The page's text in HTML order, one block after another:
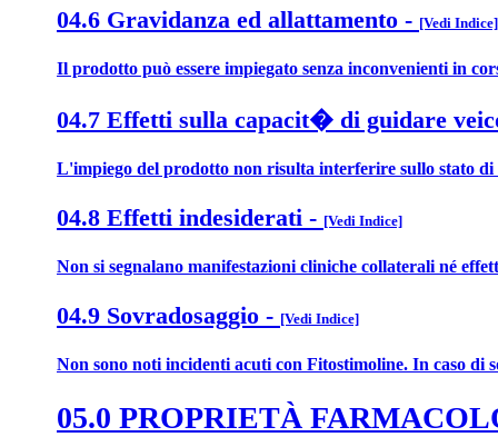
04.6 Gravidanza ed allattamento - [Vedi Indice]
Il prodotto può essere impiegato senza inconvenienti in
04.7 Effetti sulla capacit� di guidare
L'impiego del prodotto non risulta interferire sullo stato di
04.8 Effetti indesiderati - [Vedi Indice]
Non si segnalano manifestazioni cliniche collaterali né
04.9 Sovradosaggio - [Vedi Indice]
Non sono noti incidenti acuti con Fitostimoline. In caso di
05.0 PROPRIETÀ